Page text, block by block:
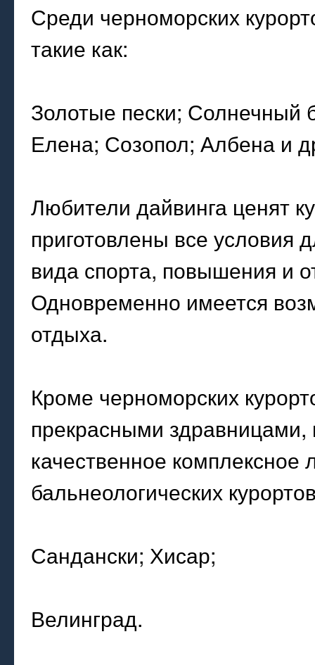
Среди черноморских
такие как:
Золотые пески; Солнечный
Елена; Созопол; Албена и
Любители дайвинга ценят
приготовлены все условия
вида спорта, повышения и
Одновременно имеется
отдыха.
Кроме черноморских
прекрасными
качественное
бальнеологических
Сандански; Хисар;
Велинград.